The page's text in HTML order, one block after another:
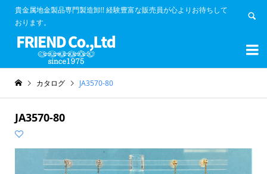
貴金属地金製品専門製造卸!! 経験豊富な販売員が心よりお待ちして
おります。


カタログ JA3570-80
JA3570-80